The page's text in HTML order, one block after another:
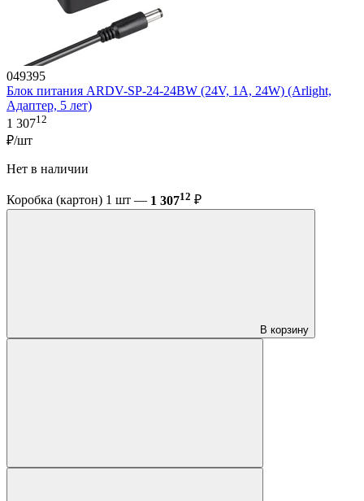
049395
Блок питания ARDV-SP-24-24BW (24V, 1A, 24W) (Arlight,
Адаптер, 5 лет)
1 30712
₽/шт
Нет в наличии
Коробка (картон) 1 шт — 1 30712 ₽
В корзину